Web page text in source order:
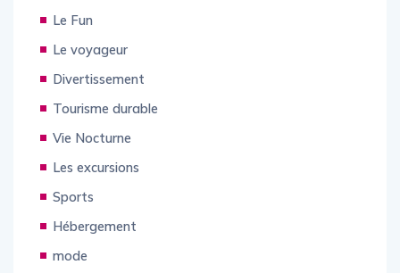
Le Fun
Le voyageur
Divertissement
Tourisme durable
Vie Nocturne
Les excursions
Sports
Hébergement
mode